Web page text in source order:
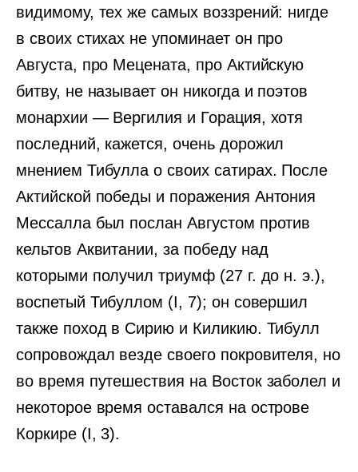
видимому, тех же самых воззрений: нигде
в своих стихах не упоминает он про
Августа, про Мецената, про Актийскую
битву, не называет он никогда и поэтов
монархии — Вергилия и Горация, хотя
последний, кажется, очень дорожил
мнением Тибулла о своих сатирах. После
Актийской победы и поражения Антония
Мессалла был послан Августом против
кельтов Аквитании, за победу над
которыми получил триумф (27 г. до н. э.),
воспетый Тибуллом (I, 7); он совершил
также поход в Сирию и Киликию. Тибулл
сопровождал везде своего покровителя, но
во время путешествия на Восток заболел и
некоторое время оставался на острове
Коркире (I, 3).